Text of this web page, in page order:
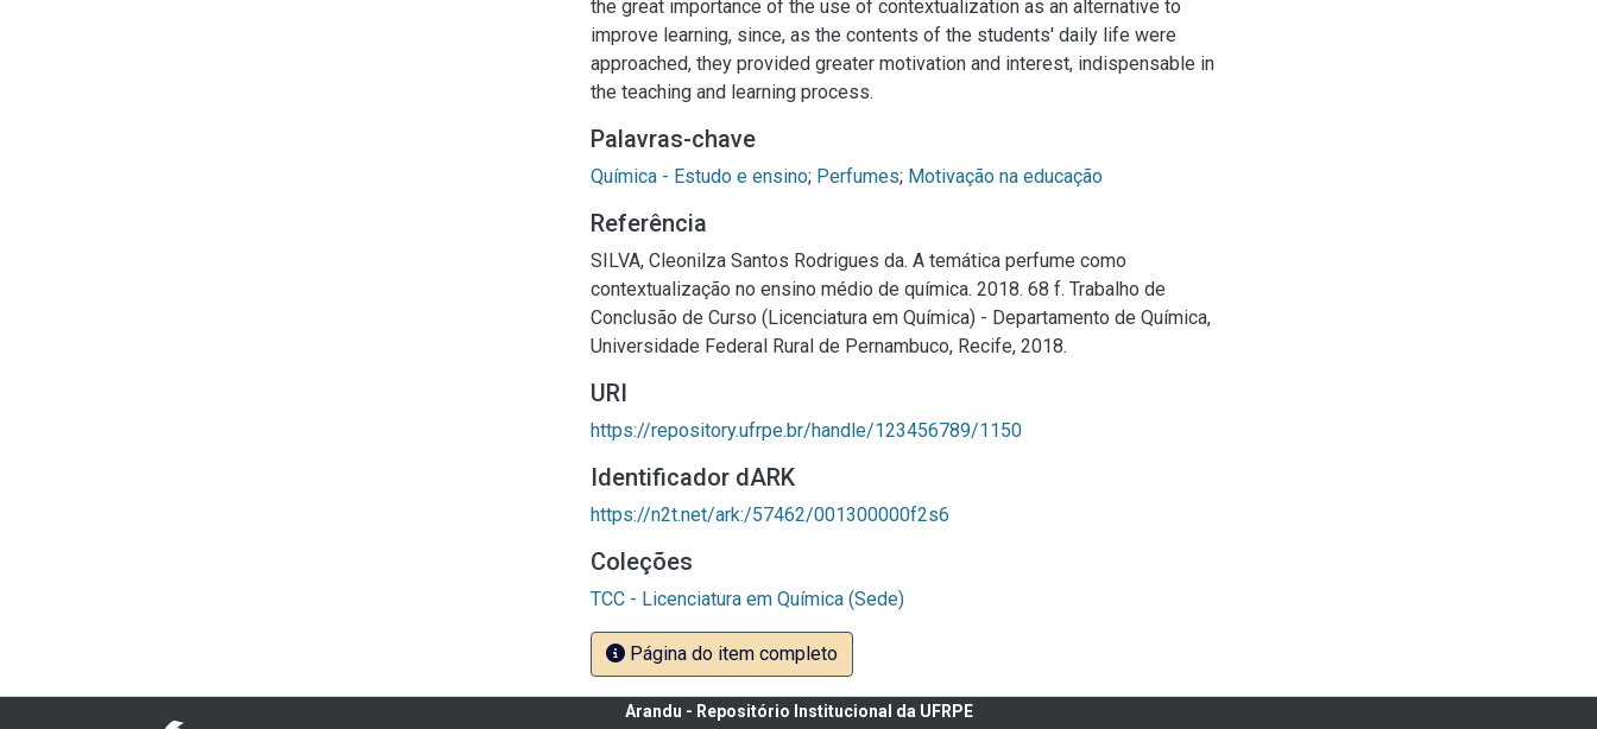
the great importance of the use of contextualization as an alternative to
improve learning, since, as the contents of the students' daily life were
approached, they provided greater motivation and interest, indispensable in
the teaching and learning process.
Palavras-chave
Química - Estudo e ensino; Perfumes; Motivação na educação
Referência
SILVA, Cleonilza Santos Rodrigues da. A temática perfume como
contextualização no ensino médio de química. 2018. 68 f. Trabalho de
Conclusão de Curso (Licenciatura em Química) - Departamento de Química,
Universidade Federal Rural de Pernambuco, Recife, 2018.
URI
https://repository.ufrpe.br/handle/123456789/1150
Identificador dARK
https://n2t.net/ark:/57462/001300000f2s6
Coleções
TCC - Licenciatura em Química (Sede)
Página do item completo
Arandu - Repositório Institucional da UFRPE